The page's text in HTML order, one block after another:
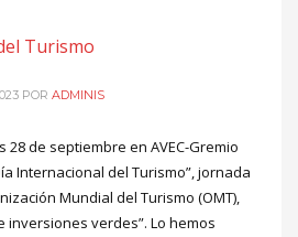
Turismo
POR ADMINIS
28 de septiembre en AVEC-Gremio
Internacional del Turismo”, jornada
Mundial del Turismo (OMT),
inversiones verdes”. Lo hemos